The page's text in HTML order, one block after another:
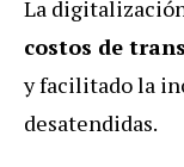
La
costos de
y facilitado la
desatendidas.